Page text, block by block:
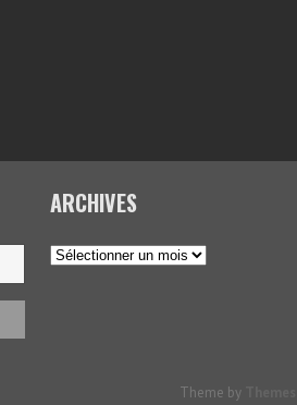
ARCHIVES
Archives
Theme by